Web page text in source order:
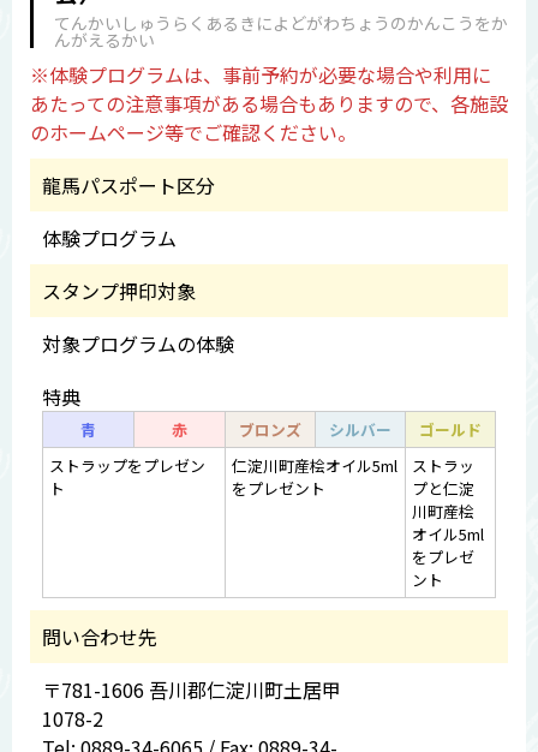
てんかいしゅうらくあるきによどがわちょうのかんこうをか
んがえるかい
※体験プログラムは、事前予約が必要な場合や利用に
あたっての注意事項がある場合もありますので、各施設
のホームページ等でご確認ください。
龍馬パスポート区分
体験プログラム
スタンプ押印対象
対象プログラムの体験
特典
青 赤 ブロンズ シルバー
ゴールド
ストラップをプレゼン
ト
仁淀川町産桧オイル5ml
をプレゼント
ストラッ
プと仁淀
川町産桧
オイル5ml
をプレゼ
ント
問い合わせ先
〒781-1606 吾川郡仁淀川町土居甲
1078-2